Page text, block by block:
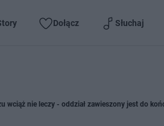
Dołącz Słuchaj
wciąż nie leczy - oddział zawieszony jest do